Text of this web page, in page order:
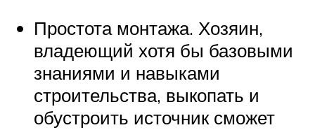
Простота монтажа. Хозяин,
владеющий хотя бы базовыми
знаниями и навыками
строительства, выкопать и
обустроить источник сможет